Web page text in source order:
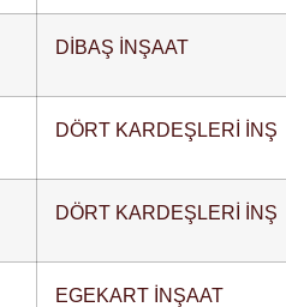
DİBAŞ İNŞAAT
DÖRT KARDEŞLERİ İNŞ
DÖRT KARDEŞLERİ İNŞ
EGEKART İNŞAAT